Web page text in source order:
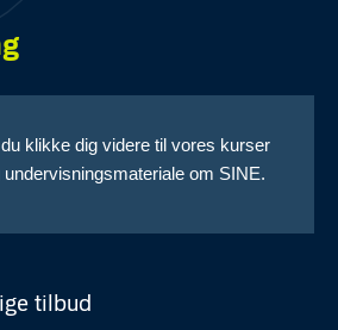
klikke dig videre til vores kurser
om SINE.
tilbud